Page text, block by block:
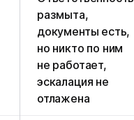
размыта,
документы есть,
но никто по ним
не работает,
эскалация не
отлажена